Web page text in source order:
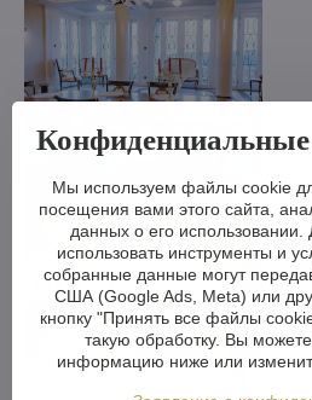
Конфиденциальные
Мы используем файлы cookie
посещения вами этого сайта,
данных о его
использовать инструменты и
собранные данные могут
США (Google Ads, Meta) или
кнопку "Принять все файлы
такую обработку. Вы
информацию ниже или